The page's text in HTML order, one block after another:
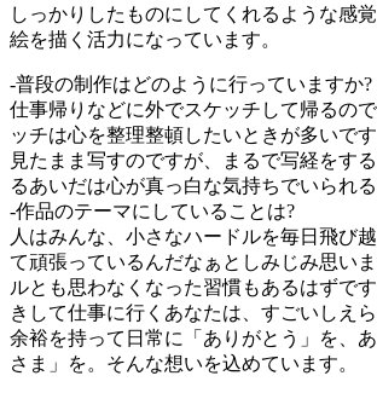
しっかりしたものにしてくれるような感
絵を描く活力になっています。
‐普段の制作はどのように行っていますか?
仕事帰りなどに外でスケッチして帰るの
ッチは心を整理整頓したいときが多いで
見たまま写すのですが、まるで写経をす
るあいだは心が真っ白な気持ちでいられる
‐作品のテーマにしていることは?
人はみんな、小さなハードルを毎日飛び
て頑張っているんだなぁとしみじみ思い
ルとも思わなくなった習慣もあるはずで
きして仕事に行くあなたは、すごいしえ
余裕を持って日常に「ありがとう」を、
さま」を。そんな想いを込めています。